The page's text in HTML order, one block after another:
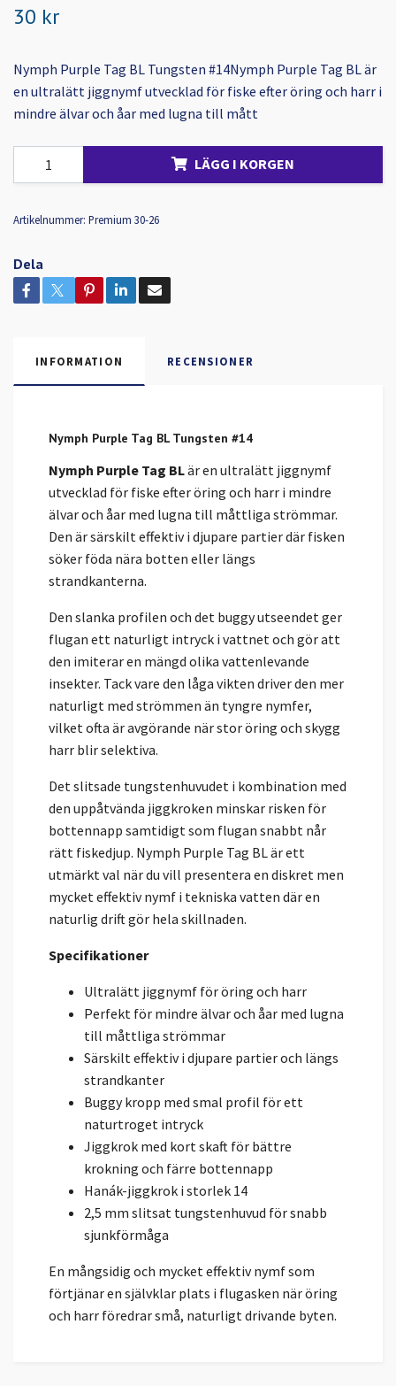
30 kr
Nymph Purple Tag BL Tungsten #14Nymph Purple Tag BL är
en ultralätt jiggnymf utvecklad för fiske efter öring och harr i
mindre älvar och åar med lugna till mått
LÄGG I KORGEN
Artikelnummer: Premium 30-26
Dela
INFORMATION RECENSIONER
Nymph Purple Tag BL Tungsten #14
Nymph Purple Tag BLär en ultralätt jiggnymf
utvecklad för fiske efter öring och harr i mindre
älvar och åar med lugna till måttliga strömmar.
Den är särskilt effektiv i djupare partier där fisken
söker föda nära botten eller längs
strandkanterna.
Den slanka profilen och det buggy utseendet ger
flugan ett naturligt intryck i vattnet och gör att
den imiterar en mängd olika vattenlevande
insekter. Tack vare den låga vikten driver den mer
naturligt med strömmen än tyngre nymfer,
vilket ofta är avgörande när stor öring och skygg
harr blir selektiva.
Det slitsade tungstenhuvudet i kombination med
den uppåtvända jiggkroken minskar risken för
bottennapp samtidigt som flugan snabbt når
rätt fiskedjup. Nymph Purple Tag BL är ett
utmärkt val när du vill presentera en diskret men
mycket effektiv nymf i tekniska vatten där en
naturlig drift gör hela skillnaden.
Specifikationer
Ultralätt jiggnymf för öring och harr
Perfekt för mindre älvar och åar med lugna
till måttliga strömmar
Särskilt effektiv i djupare partier och längs
strandkanter
Buggy kropp med smal profil för ett
naturtroget intryck
Jiggkrok med kort skaft för bättre
krokning och färre bottennapp
Hanák-jiggkrok i storlek 14
2,5 mm slitsat tungstenhuvud för snabb
sjunkförmåga
En mångsidig och mycket effektiv nymf som
förtjänar en självklar plats i flugasken när öring
och harr föredrar små, naturligt drivande byten.